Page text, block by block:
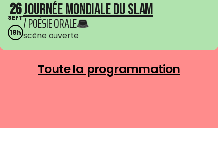
26
SEPT
18h
Journée mondiale du Slam
/ POÉSIE ORALE
scène ouverte
Toute la programmation